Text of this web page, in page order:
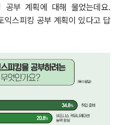
공부 계획에 대해 물었는데요.
익스피킹 공부 계획이 있다고 답